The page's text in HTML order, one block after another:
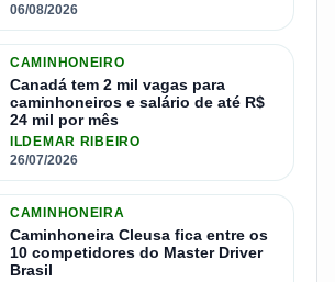
06/08/2026
CAMINHONEIRO
Canadá tem 2 mil vagas para
caminhoneiros e salário de até R$
24 mil por mês
ILDEMAR RIBEIRO
26/07/2026
CAMINHONEIRA
Caminhoneira Cleusa fica entre os
10 competidores do Master Driver
Brasil